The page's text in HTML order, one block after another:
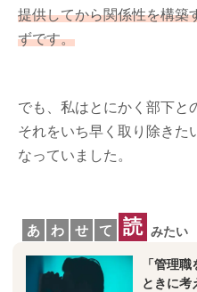
提供してから関係性を構築
ずです。
でも、私はとにかく部下と
それをいち早く取り除きた
なっていました。
あ わ せ て 読 みたい
「管理
ときに考